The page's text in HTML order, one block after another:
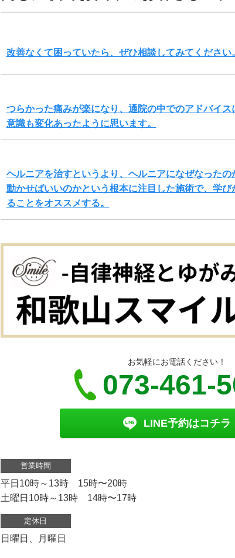
改善なくて困っていたら、ぜひ相談してみてください
つらかった痛みが楽になり、通院の中でのアドバイス
意識も変化あったように思います。
ヘルニアを治すというより、ヘルニアになぜなったの
動かせばいいのかという根本に注目した施術で、学び
ることをオススメする。
お気軽にお電話ください！
073-461-
LINE予約はコチラ
営業時間
平日10時～13時 15時〜20時
土曜日10時～13時 14時〜17時
定休日
日曜日、月曜日